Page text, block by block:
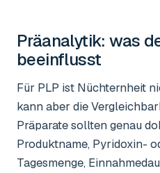
Präanalytik: was
beeinflusst
Für PLP ist Nüchternheit
kann aber die
Präparate sollten genau
Produktname, Pyridoxin-
Tagesmenge,